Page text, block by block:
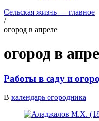
Сельская жизнь — главное
/
огород в апреле
огород в
Работы в саду и
В календарь огородника